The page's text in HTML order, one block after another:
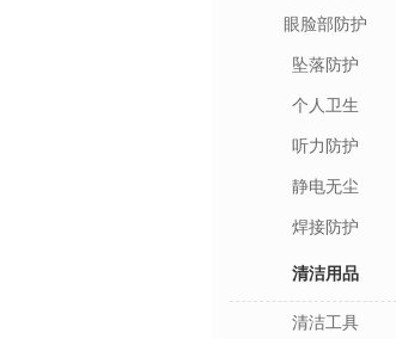
眼脸部防护
坠落防护
个人卫生
听力防护
静电无尘
焊接防护
清洁用品
清洁工具